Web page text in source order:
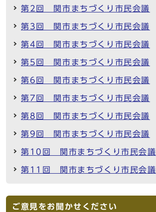
第2回 関市まちづくり市民会議
第3回 関市まちづくり市民会議
第4回 関市まちづくり市民会議
第5回 関市まちづくり市民会議
第6回 関市まちづくり市民会議
第7回 関市まちづくり市民会議
第8回 関市まちづくり市民会議
第9回 関市まちづくり市民会議
第10回 関市まちづくり市民会議
第11回 関市まちづくり市民会議
ご意見をお聞かせください